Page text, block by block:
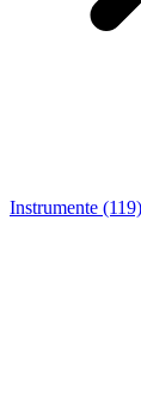
Instrumente (119)